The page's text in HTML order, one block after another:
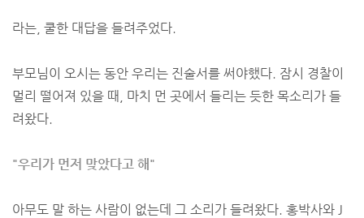
라는, 쿨한 대답을 들려주었다.
부모님이 오시는 동안 우리는 진술서를 써야했다. 잠시 경찰이
멀리 떨어져 있을 때, 마치 먼 곳에서 들리는 듯한 목소리가 들
려왔다.
"우리가 먼저 맞았다고 해"
아무도 말 하는 사람이 없는데 그 소리가 들려왔다. 홍박사와 J